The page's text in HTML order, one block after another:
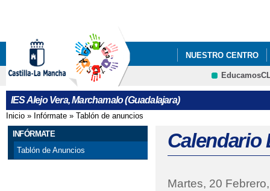
NUESTRO CENTRO
INFÓRMATE
IES Alejo Vera, Marchamalo (Guadalajara)
Se encuentra usted aquí
Inicio » Infórmate » Tablón de anuncios
INFÓRMATE
Tablón de Anuncios
Calendario
Martes, 20